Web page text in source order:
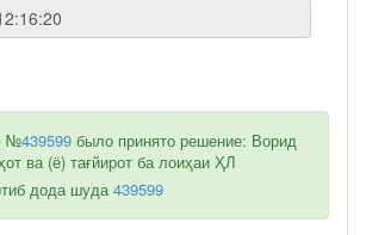
№439599 было принято решение: Ворид
ва (ё) тағйирот ба лоиҳаи ҲЛ
дода шуда439599